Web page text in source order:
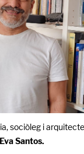
sociòleg i
Santos.